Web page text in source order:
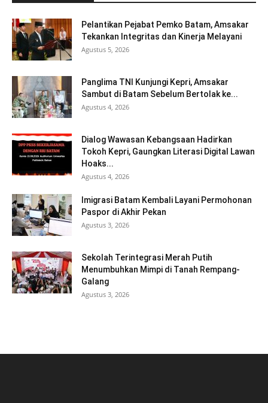
Pelantikan Pejabat Pemko Batam, Amsakar
Tekankan Integritas dan Kinerja Melayani
Agustus 5, 2026
Panglima TNI Kunjungi Kepri, Amsakar
Sambut di Batam Sebelum Bertolak ke...
Agustus 4, 2026
Dialog Wawasan Kebangsaan Hadirkan
Tokoh Kepri, Gaungkan Literasi Digital Lawan
Hoaks...
Agustus 4, 2026
Imigrasi Batam Kembali Layani Permohonan
Paspor di Akhir Pekan
Agustus 3, 2026
Sekolah Terintegrasi Merah Putih
Menumbuhkan Mimpi di Tanah Rempang-
Galang
Agustus 3, 2026